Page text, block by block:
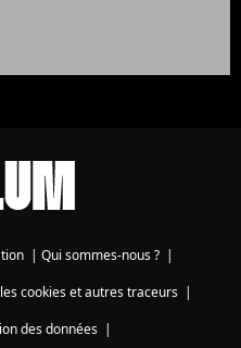
| Qui sommes-nous ? |
cookies et autres traceurs|
des données|